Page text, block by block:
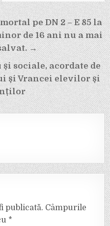
pe DN 2 – E 85 la
de 16 ani nu a mai
→
și sociale, acordate de
și Vrancei elevilor și
publicată. Câmpurile
*